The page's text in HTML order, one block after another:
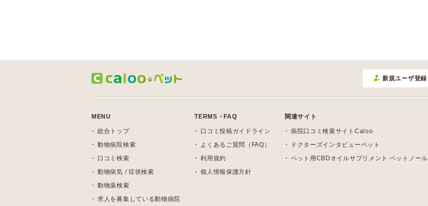
新規ユーザ登録
MENU
総合トップ
動物病院検索
口コミ検索
動物病気 / 症状検索
動物薬検索
求人を募集している動物病院
TERMS・FAQ
口コミ投稿ガイドライン
よくあるご質問（FAQ）
利用規約
個人情報保護方針
関連サイト
病院口コミ検索サイトCaloo
ドクターズインタビューペット
ペット用CBDオイルサプリメント ペットノール